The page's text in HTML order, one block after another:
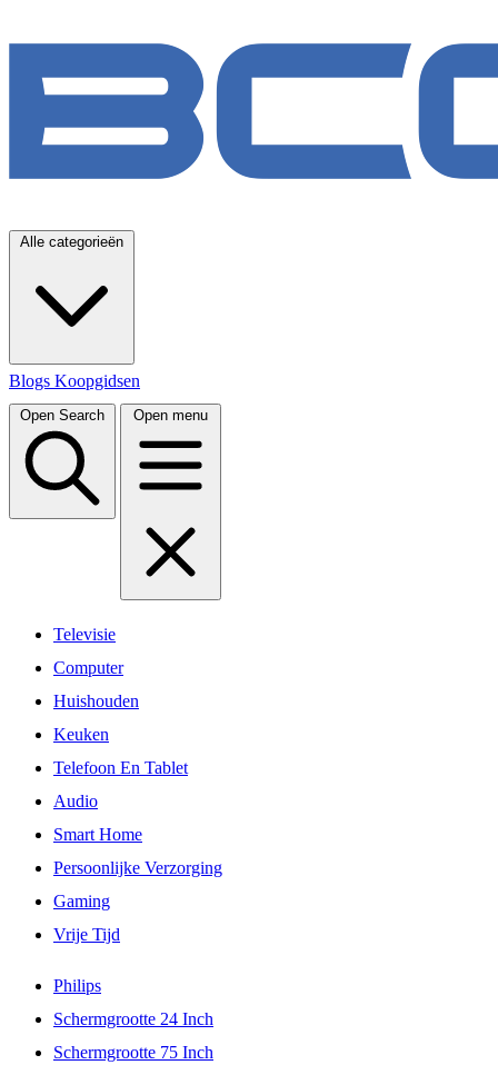
Alle categorieën
Blogs Koopgidsen
Open Search Open menu
Televisie
Computer
Huishouden
Keuken
Telefoon En Tablet
Audio
Smart Home
Persoonlijke Verzorging
Gaming
Vrije Tijd
Philips
Schermgrootte 24 Inch
Schermgrootte 75 Inch